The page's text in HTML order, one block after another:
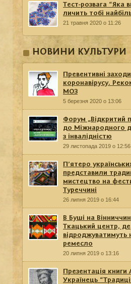
Тест-розвага “Яка
личить тобі
21 травня 2020 о 11:26
НОВИНИ КУЛЬТУРИ
Превентивні
коронавірусу.
МОЗ
5 березня 2020 о 13:06
Форум „Відкритий
до Міжнародного
з інвалідністю
29 листопада 2019 о 12:56
П’ятеро
представили
мистецтво на
Туреччині
26 липня 2019 о 16:44
В Буші на
Ткацький центр, де
відроджуватимуть
ремесло
20 липня 2019 о 13:16
Презентація книги
Українець